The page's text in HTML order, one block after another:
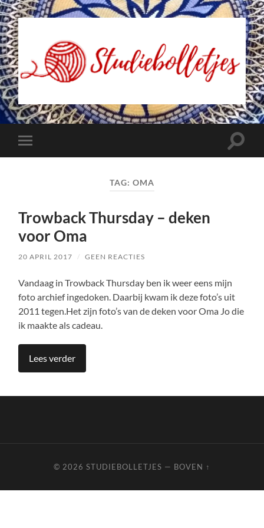
Studiebolletjes
Toggle
mobiel
Toggle
TAG: OMA
Trowback Thursday – deken
voor Oma
20 APRIL 2017 / GEEN REACTIES
Vandaag in Trowback Thursday ben ik weer eens mijn
foto archief ingedoken. Daarbij kwam ik deze foto’s uit
2011 tegen.Het zijn foto’s van de deken voor Oma Jo die
ik maakte als cadeau.
Lees verder
© 2026 STUDIEBOLLETJES — BOVEN ↑